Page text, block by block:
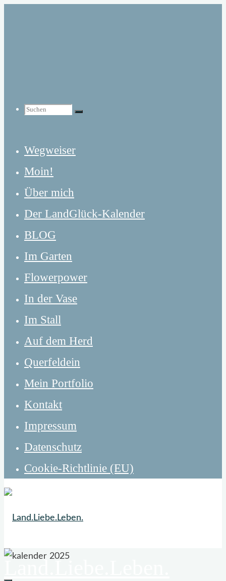
Suchen
Suchen
nach:
Suchen
Wegweiser
Moin!
Über mich
Der LandGlück-Kalender
BLOG
Im Garten
Flowerpower
In der Vase
Im Stall
Auf dem Herd
Querfeldein
Mein Portfolio
Kontakt
Impressum
Datenschutz
Cookie-Richtlinie (EU)